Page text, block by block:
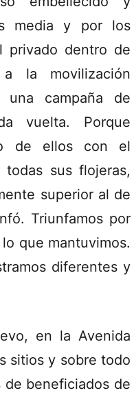
media y por los
privado dentro de
la movilización
una campaña de
vuelta. Porque
de ellos con el
sus flojeras,
superior al de
Triunfamos por
que mantuvimos.
diferentes y
en la Avenida
sitios y sobre todo
de beneficiados de